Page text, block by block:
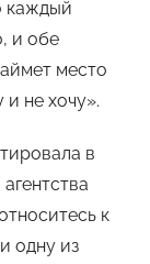
каждый
и обе
место
не хочу».
в
к
одну из